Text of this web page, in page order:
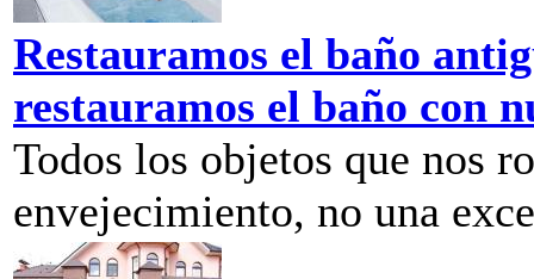
Restauramos el baño
restauramos el baño con
Todos los objetos que nos
envejecimiento, no una